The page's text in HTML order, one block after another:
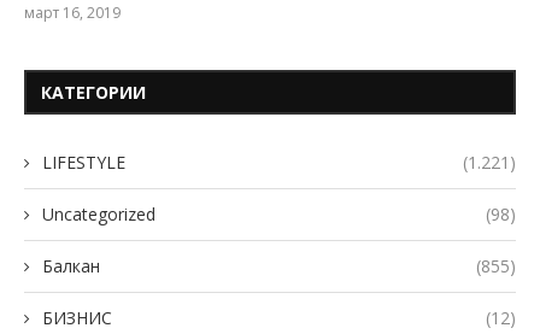
март 16, 2019
КАТЕГОРИИ
LIFESTYLE (1.221)
Uncategorized (98)
Балкан (855)
БИЗНИС (12)